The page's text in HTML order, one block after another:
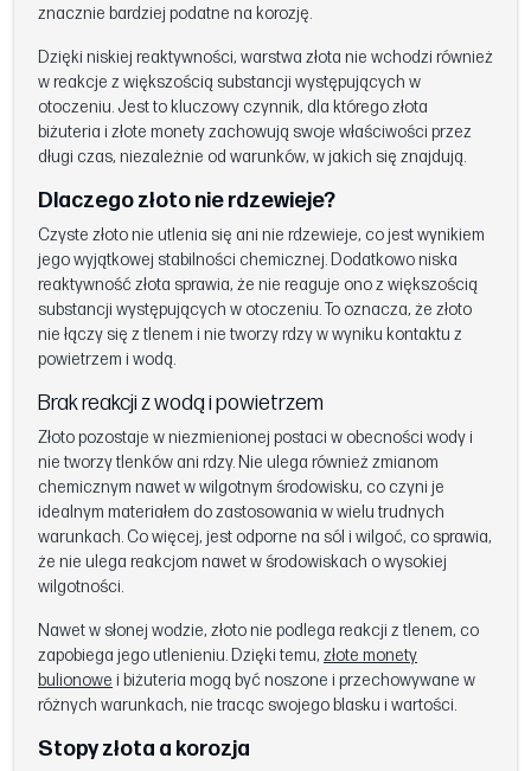
znacznie bardziej podatne na korozję.
Dzięki niskiej reaktywności, warstwa złota nie wchodzi również
w reakcje z większością substancji występujących w
otoczeniu. Jest to kluczowy czynnik, dla którego złota
biżuteria i złote monety zachowują swoje właściwości przez
długi czas, niezależnie od warunków, w jakich się znajdują.
Dlaczego złoto nie rdzewieje?
Czyste złoto nie utlenia się ani nie rdzewieje, co jest wynikiem
jego wyjątkowej stabilności chemicznej. Dodatkowo niska
reaktywność złota sprawia, że nie reaguje ono z większością
substancji występujących w otoczeniu. To oznacza, że złoto
nie łączy się z tlenem i nie tworzy rdzy w wyniku kontaktu z
powietrzem i wodą.
Brak reakcji z wodą i powietrzem
Złoto pozostaje w niezmienionej postaci w obecności wody i
nie tworzy tlenków ani rdzy. Nie ulega również zmianom
chemicznym nawet w wilgotnym środowisku, co czyni je
idealnym materiałem do zastosowania w wielu trudnych
warunkach. Co więcej, jest odporne na sól i wilgoć, co sprawia,
że nie ulega reakcjom nawet w środowiskach o wysokiej
wilgotności.
Nawet w słonej wodzie, złoto nie podlega reakcji z tlenem, co
zapobiega jego utlenieniu. Dzięki temu, złote monety
bulionowe i biżuteria mogą być noszone i przechowywane w
różnych warunkach, nie tracąc swojego blasku i wartości.
Stopy złota a korozja